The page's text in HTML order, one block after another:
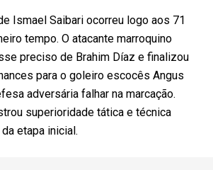
Ismael Saibari ocorreu logo aos 71
tempo. O atacante marroquino
preciso de Brahim Díaz e finalizou
para o goleiro escocês Angus
adversária falhar na marcação.
superioridade tática e técnica
etapa inicial.